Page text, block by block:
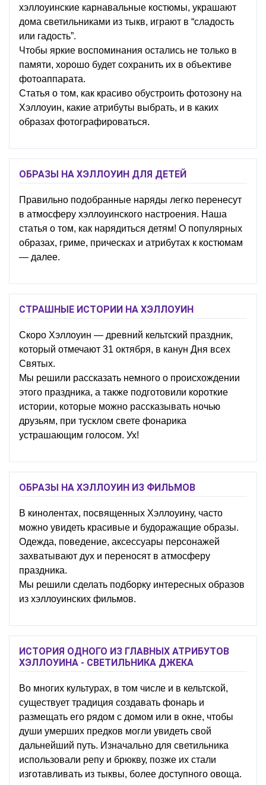
хэллоуинские карнавальные костюмы, украшают
дома светильниками из тыкв, играют в “сладость
или гадость”.
Чтобы яркие воспоминания остались не только в
памяти, хорошо будет сохранить их в объективе
фотоаппарата.
Статья о том, как красиво обустроить фотозону на
Хэллоуин, какие атрибуты выбрать, и в каких
образах фотографироваться.
ОБРАЗЫ НА ХЭЛЛОУИН ДЛЯ ДЕТЕЙ
Правильно подобранные наряды легко перенесут
в атмосферу хэллоуинского настроения. Наша
статья о том, как нарядиться детям! О популярных
образах, гриме, прическах и атрибутах к костюмам
— далее.
СТРАШНЫЕ ИСТОРИИ НА ХЭЛЛОУИН
Скоро Хэллоуин — древний кельтский праздник,
который отмечают 31 октября, в канун Дня всех
Святых.
Мы решили рассказать немного о происхождении
этого праздника, а также подготовили короткие
истории, которые можно рассказывать ночью
друзьям, при тусклом свете фонарика
устрашающим голосом. Ух!
ОБРАЗЫ НА ХЭЛЛОУИН ИЗ ФИЛЬМОВ
В кинолентах, посвященных Хэллоуину, часто
можно увидеть красивые и будоражащие образы.
Одежда, поведение, аксессуары персонажей
захватывают дух и переносят в атмосферу
праздника.
Мы решили сделать подборку интересных образов
из хэллоуинских фильмов.
ИСТОРИЯ ОДНОГО ИЗ ГЛАВНЫХ АТРИБУТОВ
ХЭЛЛОУИНА - СВЕТИЛЬНИКА ДЖЕКА
Во многих культурах, в том числе и в кельтской,
существует традиция создавать фонарь и
размещать его рядом с домом или в окне, чтобы
души умерших предков могли увидеть свой
дальнейший путь. Изначально для светильника
использовали репу и брюкву, позже их стали
изготавливать из тыквы, более доступного овоща.